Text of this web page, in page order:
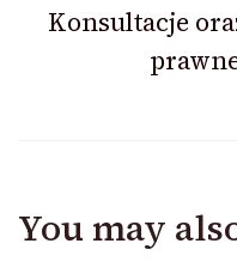
Konsultacje
You may